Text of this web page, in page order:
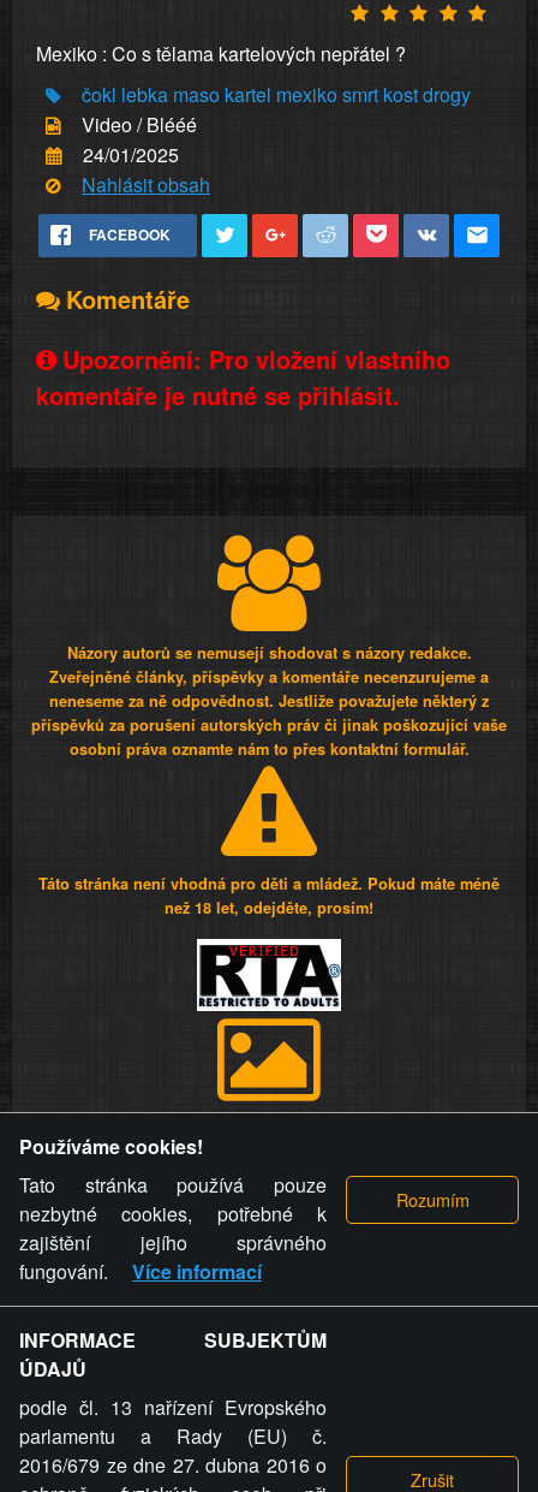
Mexiko : Co s tělama kartelových nepřátel ?
čokl lebka maso kartel mexikosmrt kostdrogy
Video / Blééé
24/01/2025
Nahlásit obsah
FACEBOOK
Komentáře
Upozornění: Pro vložení vlastního
komentáře je nutné se přihlásit.
Názory autorů se nemusejí shodovat s názory redakce.
Zveřejněné články, příspěvky a komentáře necenzurujeme a
neneseme za ně odpovědnost. Jestliže považujete některý z
příspěvků za porušení autorských práv či jinak poškozující vaše
osobní práva oznamte nám to přes kontaktní formulář.
Táto stránka není vhodná pro děti a mládež. Pokud máte méně
než 18 let, odejděte, prosím!
videa a komentáře. Osoba, které se toto opatření provozovatele
stránky týče, ani osoba, která umístila fotografii nebo video na
stránku, nemůže z důvodu odstranění fotografie, videa nebo
komentáře pro výše uvedenou okolnost uplatnit vůči
provozovateli stránky žádný nárok na náhradu škody nebo
nemajetkové újmy.
ZVRÁCENÝ.CZ - Svět není zvrácenej. To jen
ty lidi...
Používáme cookies!
Tato stránka používá pouze
nezbytné cookies, potřebné k
zajištění jejího správného
fungování.
Více informací
INFORMACE SUBJEKTŮM
ÚDAJŮ
podle čl. 13 nařízení Evropského
parlamentu a Rady (EU) č.
2016/679 ze dne 27. dubna 2016 o